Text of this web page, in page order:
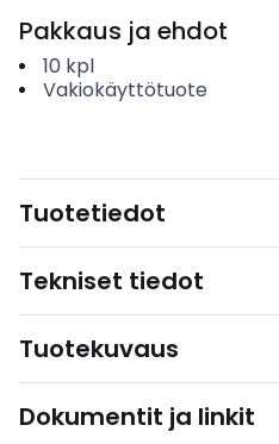
Pakkaus ja ehdot
10 kpl
Vakiokäyttötuote
Tuotetiedot
Tekniset tiedot
Tuotekuvaus
Dokumentit ja linkit